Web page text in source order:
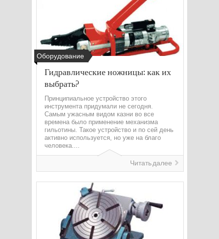
Оборудование
Гидравлические ножницы: как их
выбрать?
Принципиальное устройство этого
инструмента придумали не сегодня.
Самым ужасным видом казни во все
времена было применение механизма
гильотины. Такое устройство и по сей день
активно используется, но уже на благо
человека....
Читать далее